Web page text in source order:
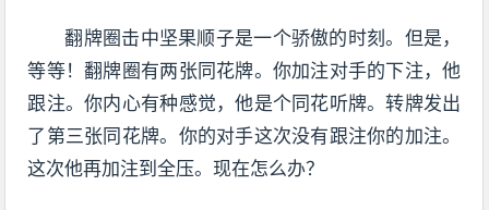
翻牌圈击中坚果顺子是一个骄傲的时刻。但是，
等等！翻牌圈有两张同花牌。你加注对手的下注，他
跟注。你内心有种感觉，他是个同花听牌。转牌发出
了第三张同花牌。你的对手这次没有跟注你的加注。
这次他再加注到全压。现在怎么办？